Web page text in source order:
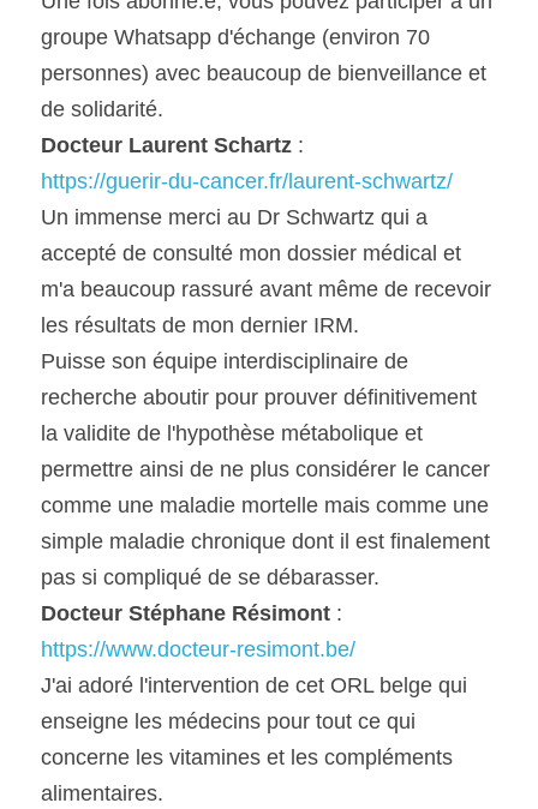
groupe Whatsapp d'échange (environ 70
personnes) avec beaucoup de bienveillance et
de solidarité.
Docteur Laurent Schartz :
https://guerir-du-cancer.fr/laurent-schwartz/
Un immense merci au Dr Schwartz qui a
accepté de consulté mon dossier médical et
m'a beaucoup rassuré avant même de recevoir
les résultats de mon dernier IRM.
Puisse son équipe interdisciplinaire de
recherche aboutir pour prouver définitivement
la validite de l'hypothèse métabolique et
permettre ainsi de ne plus considérer le cancer
comme une maladie mortelle mais comme une
simple maladie chronique dont il est finalement
pas si compliqué de se débarasser.
Docteur Stéphane Résimont :
https://www.docteur-resimont.be/
J'ai adoré l'intervention de cet ORL belge qui
enseigne les médecins pour tout ce qui
concerne les vitamines et les compléments
alimentaires.